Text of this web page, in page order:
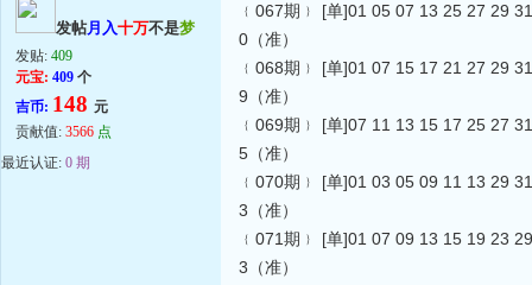
发帖月入十万不是梦
发贴: 409
元宝: 409 个
吉币: 148 元
贡献值: 3566 点
最近认证: 0 期
﹛067期﹜ [单]01 05 07 13 25 27 29
0（准）
﹛068期﹜ [单]01 07 15 17 21 27 29
9（准）
﹛069期﹜ [单]07 11 13 15 17 25 27
5（准）
﹛070期﹜ [单]01 03 05 09 11 13 29
3（准）
﹛071期﹜ [单]01 07 09 13 15 19 23
3（准）